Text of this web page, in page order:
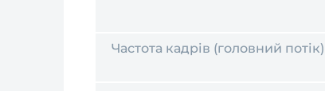
Частота кадрів (головний потік)